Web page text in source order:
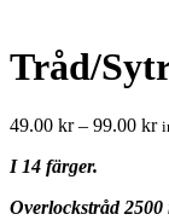
Tråd/
49.00 kr– 99.00 kr
I 14 färger.
Overlockstråd